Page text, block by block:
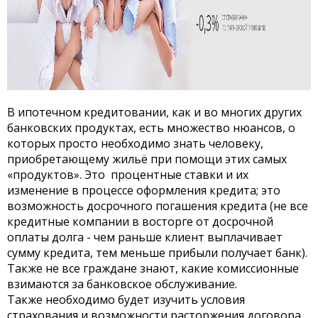
В ипотечном кредитовании, как и во многих других
банковских продуктах, есть множество нюансов, о
которых просто необходимо знать человеку,
приобретающему жильё при помощи этих самых
«продуктов». Это процентные ставки и их
изменение в процессе оформления кредита; это
возможность досрочного погашения кредита (не все
кредитные компании в восторге от досрочной
оплаты долга - чем раньше клиент выплачивает
сумму кредита, тем меньше прибыли получает банк).
Также не все граждане знают, какие комиссионные
взимаются за банковское обслуживание.
Также необходимо будет изучить условия